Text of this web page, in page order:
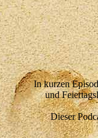
In kurzen
und
Dieser